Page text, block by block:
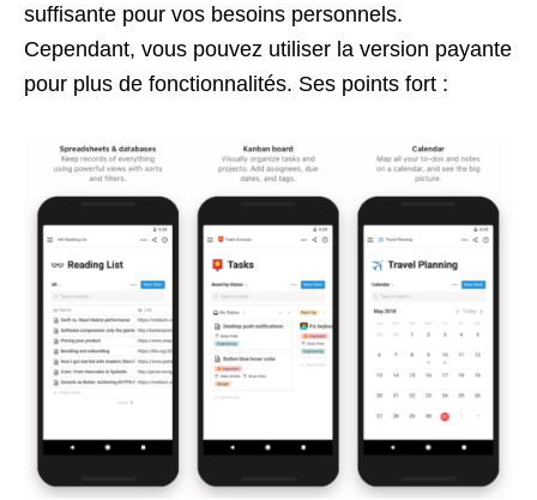
suffisante pour vos besoins personnels.
Cependant, vous pouvez utiliser la version payante
pour plus de fonctionnalités. Ses points fort :